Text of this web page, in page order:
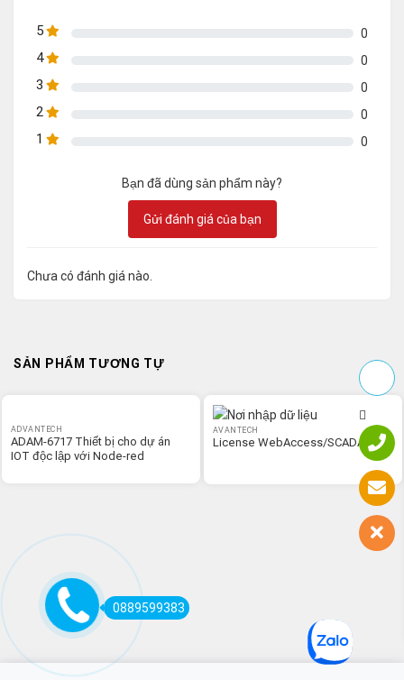
5 0
4 0
3 0
2 0
1 0
Bạn đã dùng sản phẩm này?
Gửi đánh giá của bạn
Chưa có đánh giá nào.
SẢN PHẨM TƯƠNG TỰ
ADVANTECH
ADAM-6717 Thiết bị cho dự án
IOT độc lập với Node-red
AVANTECH
License WebAccess/SCADA
0889599383